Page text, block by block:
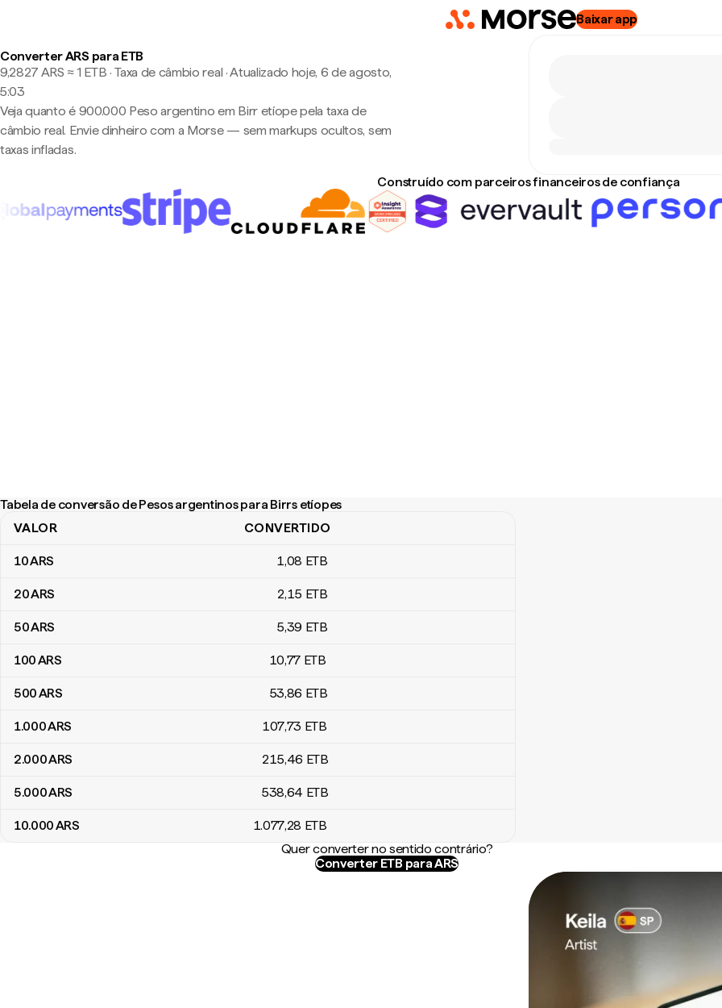
Baixar app
Converter ARS para ETB
9,2827 ARS ≈ 1 ETB · Taxa de câmbio real ·Atualizado hoje, 6 de agosto,
5:03
Veja quanto é 900.000 Peso argentino em Birr etíope pela taxa de
câmbio real. Envie dinheiro com a Morse — sem markups ocultos, sem
taxas infladas.
Construído com parceiros financeiros de confiança
Tabela de conversão de Pesos argentinos para Birrs etíopes
Tabela de conversão de Pesos argentinos para Birrs etíopes
VALOR CONVERTIDO
10ARS 1,08 ETB
20ARS 2,15 ETB
50ARS 5,39 ETB
100ARS 10,77 ETB
500ARS 53,86 ETB
1.000ARS 107,73 ETB
2.000ARS 215,46 ETB
5.000ARS 538,64 ETB
10.000ARS 1.077,28 ETB
Quer converter no sentido contrário?
Converter ETB para ARS